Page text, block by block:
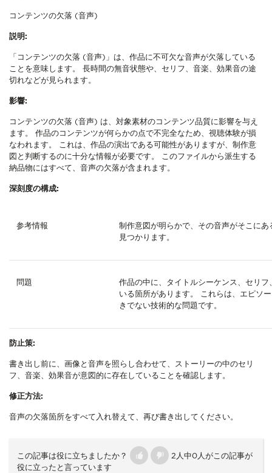
コンテンツの欠落 (音声)
説明:
「コンテンツの欠落 (音声)」は、作品に不可欠な音声が欠落している
ことを意味します。 長時間の無音状態や、セリフ、音楽、効果音の途
切れなどが見られます。
影響:
コンテンツの欠落 (音声) は、対象素材のコンテンツ品質に影響を与え
ます。 作品のコンテンツが何らかの点で不完全なため、視聴体験が損
なわれます。 これは、作品の演出である可能性がありますが、制作意
図と判断するのに十分な情報が必要です。 このファイルから派生する
納品物にはすべて、音声の欠落が含まれます。
深刻度の構成:
参考情報
制作意図が明らかで、その音声がそこに
見つかります。
問題
作品の中に、タイトルシーケンス、セリ
いる箇所があります。 これらは、エピソ
きでない技術的な問題です。
防止策:
書き出し前に、画像と音声を照らし合わせて、ストーリーの中のセリ
フ、音楽、効果音が意図的に存在していることを確認します。
修正方法:
音声の欠落箇所をすべて入れ替えて、再び書き出してください。
この記事は役に立ちましたか？
2人中0人がこの記事が
役に立ったと言っています